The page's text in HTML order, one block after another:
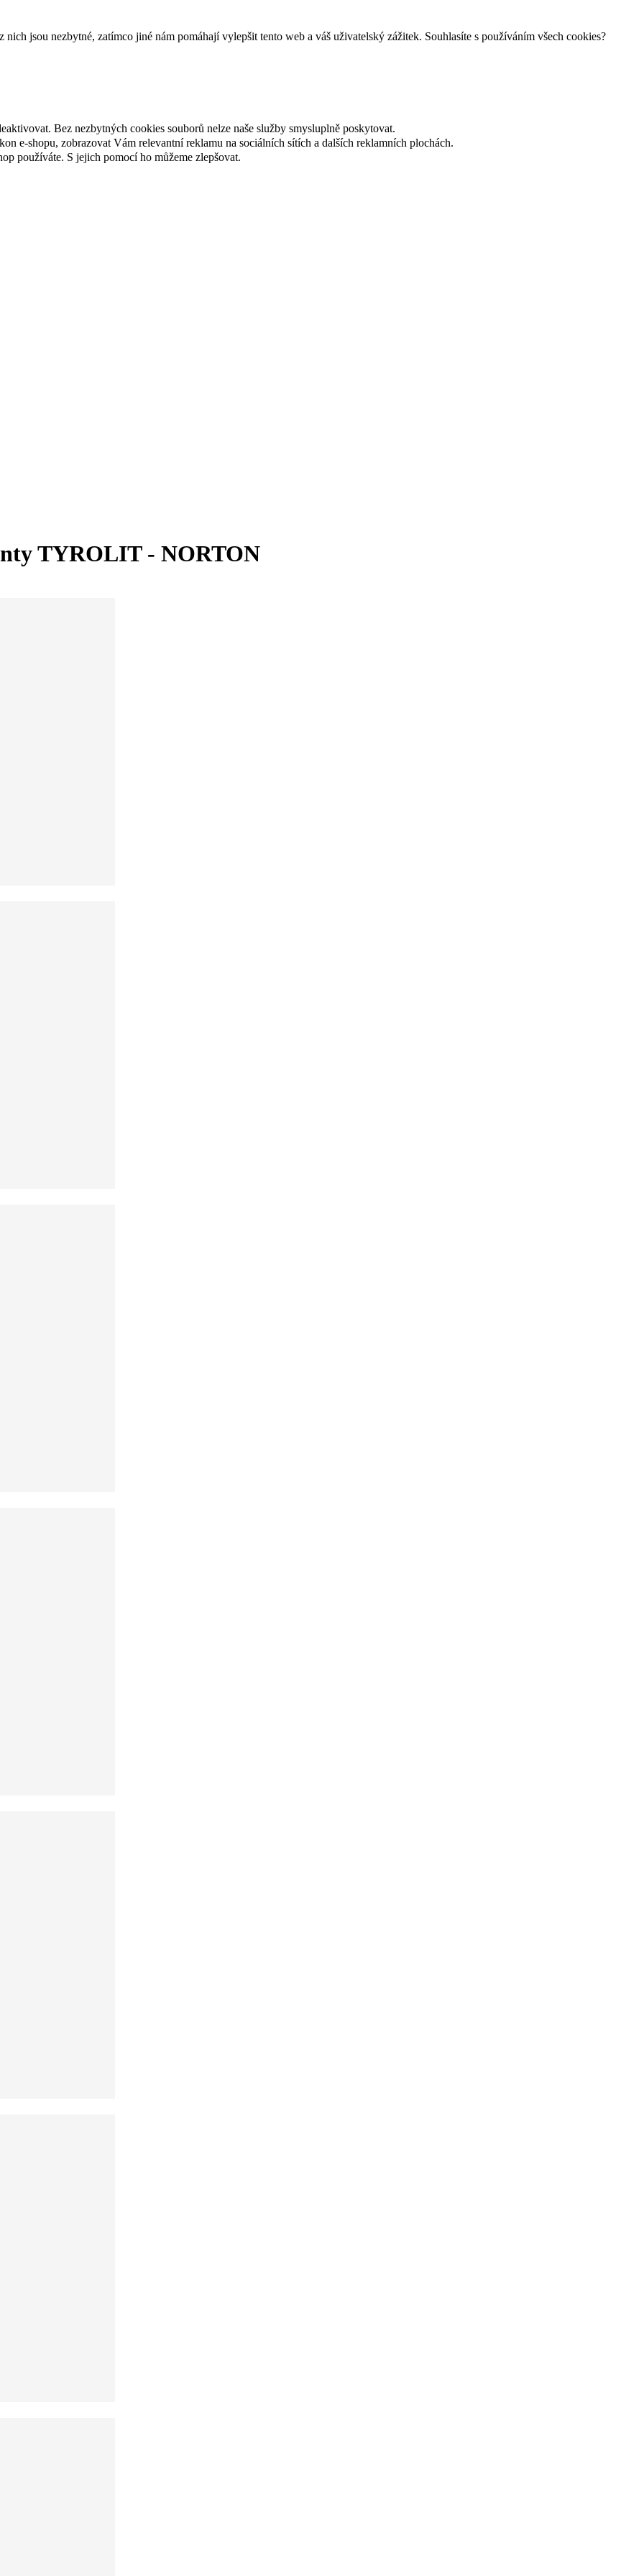
jsou nezbytné, zatímco jiné nám pomáhají vylepšit tento web a váš uživatelský zážitek. Souhlasíte s používáním všech cookies?
Bez nezbytných cookies souborů nelze naše služby smysluplně poskytovat.
e-shopu, zobrazovat Vám relevantní reklamu na sociálních sítích a dalších reklamních plochách.
používáte. S jejich pomocí ho můžeme zlepšovat.
TYROLIT - NORTON